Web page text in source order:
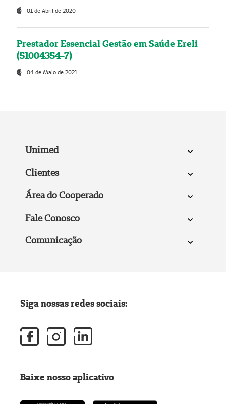
01 de Abril de 2020
Prestador Essencial Gestão em Saúde Ereli
(51004354-7)
04 de Maio de 2021
Unimed
Clientes
Área do Cooperado
Fale Conosco
Comunicação
Siga nossas redes sociais:
Baixe nosso aplicativo